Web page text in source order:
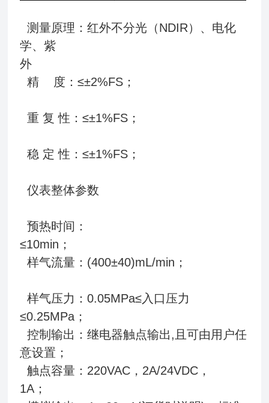
测量原理：红外不分光（NDIR）、电化
学、紫
外
精 度：≤±2%FS；
重 复 性：≤±1%FS；
稳 定 性：≤±1%FS；
仪表整体参数
预热时间：
≤10min
样气流量：(400±40)mL/min；
样气压力：0.05MPa≤入口压力
≤0.25MPa；
控制输出：继电器触点输出,且可由用户任
意设置；
触点容量：220VAC，2A/24VDC，
1A；